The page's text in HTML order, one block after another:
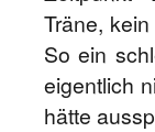
Träne,
So ein
eigentlich
hätte